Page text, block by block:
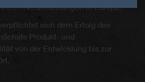
Niederlassungen in Europa.
sich dem Erfolg des
Produkt- und
von der Entwicklung bis zur